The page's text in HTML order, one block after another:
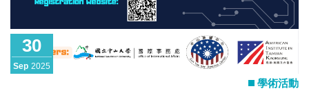
30
Sep 2025
學術活動